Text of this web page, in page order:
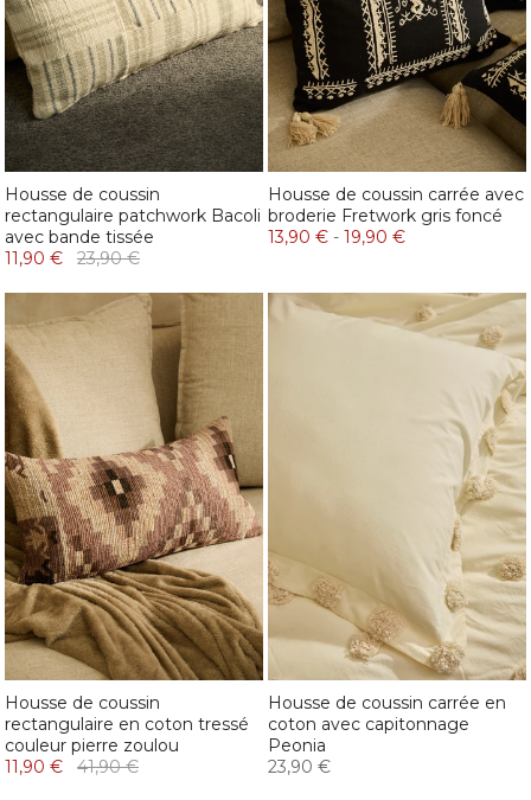
Housse de coussin
rectangulaire patchwork Bacoli
avec bande tissée
11,90 €
23,90 €
Housse de coussin carrée avec
broderie Fretwork gris foncé
13,90 € - 19,90 €
Housse de coussin
rectangulaire en coton tressé
couleur pierre zoulou
11,90 €
41,90 €
Housse de coussin carrée en
coton avec capitonnage
Peonia
23,90 €